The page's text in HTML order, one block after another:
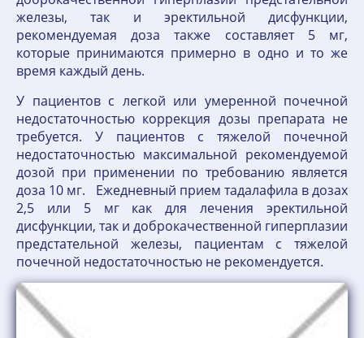
железы, так и эректильной дисфункции,
рекомендуемая доза также составляет 5 мг,
которые принимаются примерно в одно и то же
время каждый день.
У пациентов с легкой или умеренной почечной
недостаточностью коррекция дозы препарата не
требуется. У пациентов с тяжелой почечной
недостаточностью максимальной рекомендуемой
дозой при применении по требованию является
доза 10 мг. Ежедневный прием тадалафила в дозах
2,5 или 5 мг как для лечения эректильной
дисфункции, так и доброкачественной гиперплазии
предстательной железы, пациентам с тяжелой
почечной недостаточностью не рекомендуется.